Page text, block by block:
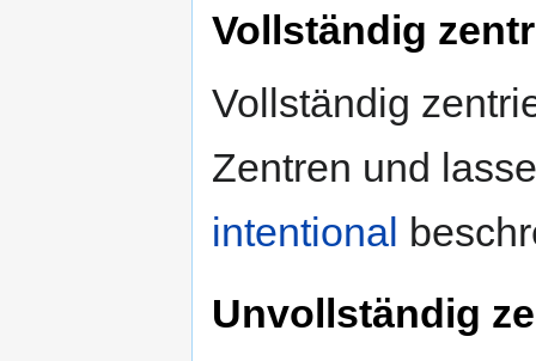
Vollständig
Vollständig
Zentren und
intentional
Unvollständig